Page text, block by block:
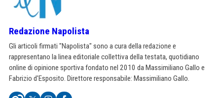
Redazione Napolista
Gli articoli firmati "Napolista" sono a cura della redazione e
rappresentano la linea editoriale collettiva della testata, quotidiano
online di opinione sportiva fondato nel 2010 da Massimiliano Gallo e
Fabrizio d'Esposito. Direttore responsabile: Massimiliano Gallo.